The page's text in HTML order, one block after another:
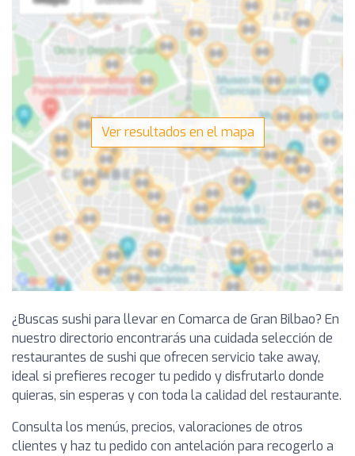
Ver resultados en el mapa
¿Buscas sushi para llevar en Comarca de Gran Bilbao? En
nuestro directorio encontrarás una cuidada selección de
restaurantes de sushi que ofrecen servicio take away,
ideal si prefieres recoger tu pedido y disfrutarlo donde
quieras, sin esperas y con toda la calidad del restaurante.
Consulta los menús, precios, valoraciones de otros
clientes y haz tu pedido con antelación para recogerlo a